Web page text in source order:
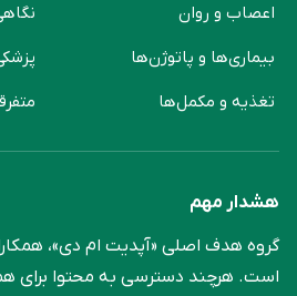
اعصاب و روان
بیماری‌ها و پاتوژن‌ها
تغذیه و مکمل‌ها
هشدار مهم
گروه هدف اصلی «آپدیت ام دی»،
است. هرچند دسترسی به محتوا برای